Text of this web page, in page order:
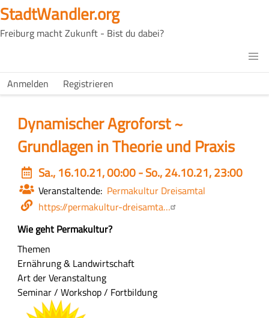
Direkt
zum
Inhalt
StadtWandler.org
Freiburg macht Zukunft - Bist du dabei?
Main
H4C
USER
Anmelden Registrieren
Dynamischer Agroforst ~
Grundlagen in Theorie und Praxis
Event
date
Sa., 16.10.21, 00:00 - So., 24.10.21, 23:00
Veranstaltende Permakultur Dreisamtal
Webseite
https://permakultur-dreisamta…
Z
u
s
a
m
m
Wie geht Permakultur?
Themen
Ernährung & Landwirtschaft
Art der Veranstaltung
Seminar / Workshop / Fortbildung